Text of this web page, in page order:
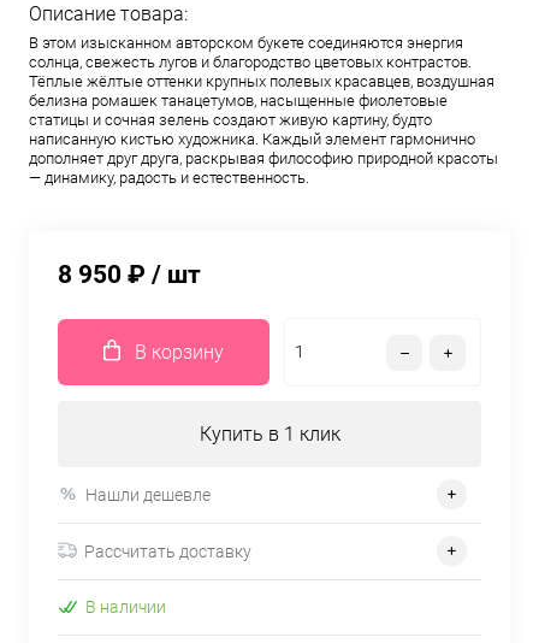
Описание товара:
В этом изысканном авторском букете соединяются энергия
солнца, свежесть лугов и благородство цветовых контрастов.
Тёплые жёлтые оттенки крупных полевых красавцев, воздушная
белизна ромашек танацетумов, насыщенные фиолетовые
статицы и сочная зелень создают живую картину, будто
написанную кистью художника. Каждый элемент гармонично
дополняет друг друга, раскрывая философию природной красоты
— динамику, радость и естественность.
8 950 ₽ / шт
В корзину
Купить в 1 клик
Нашли дешевле
Рассчитать доставку
В наличии